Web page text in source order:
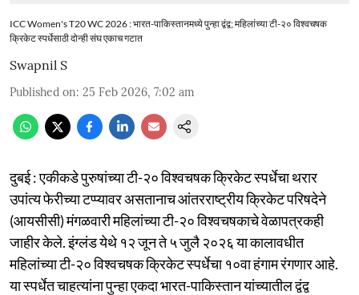
ICC Women's T20 WC 2026 : भारत-पाकिस्तानमध्ये पुन्हा द्वंद्व; महिलांच्या टी-२० विश्वचषक
क्रिकेट स्पर्धेसाठी दोन्ही संघ एकाच गटात
Swapnil S
Published on: 25 Feb 2026, 7:02 am
दुबई : एकीकडे पुरुषांच्या टी-२० विश्वचषक क्रिकेट स्पर्धेचा थरार
उपांत्य फेरीच्या टप्प्यावर असतानाच आंतरराष्ट्रीय क्रिकेट परिषदेने
(आयसीसी) मंगळवारी महिलांच्या टी-२० विश्वचषकाचे वेळापत्रकही
जाहीर केले. इंग्लंड येथे १२ जून ते ५ जुलै २०२६ या कालावधीत
महिलांच्या टी-२० विश्वचषक क्रिकेट स्पर्धेचा १०वा हंगाम रंगणार आहे.
या स्पर्धेत चाहत्यांना पुन्हा एकदा भारत-पाकिस्तान यांच्यातील द्वंद्व